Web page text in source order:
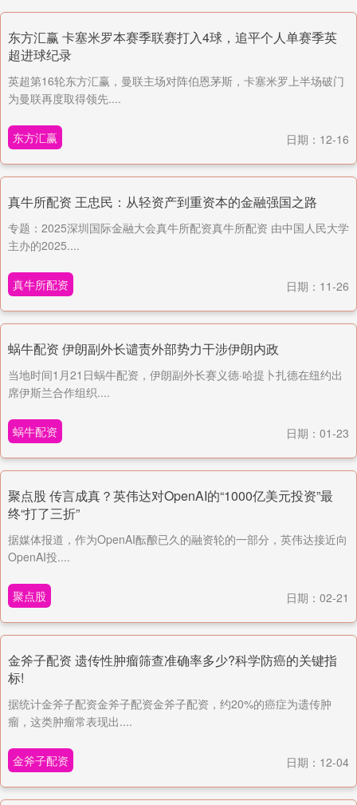
东方汇赢 卡塞米罗本赛季联赛打入4球，追平个人单赛季英
超进球纪录
英超第16轮东方汇赢，曼联主场对阵伯恩茅斯，卡塞米罗上半场破门
为曼联再度取得领先....
东方汇赢 日期：12-16
真牛所配资 王忠民：从轻资产到重资本的金融强国之路
专题：2025深圳国际金融大会真牛所配资真牛所配资 由中国人民大学
主办的2025....
真牛所配资 日期：11-26
蜗牛配资 伊朗副外长谴责外部势力干涉伊朗内政
当地时间1月21日蜗牛配资，伊朗副外长赛义德·哈提卜扎德在纽约出
席伊斯兰合作组织....
蜗牛配资 日期：01-23
聚点股 传言成真？英伟达对OpenAI的“1000亿美元投资”最
终“打了三折”
据媒体报道，作为OpenAI酝酿已久的融资轮的一部分，英伟达接近向
OpenAI投....
聚点股 日期：02-21
金斧子配资 遗传性肿瘤筛查准确率多少?科学防癌的关键指
标!
据统计金斧子配资金斧子配资金斧子配资，约20%的癌症为遗传肿
瘤，这类肿瘤常表现出....
金斧子配资 日期：12-04